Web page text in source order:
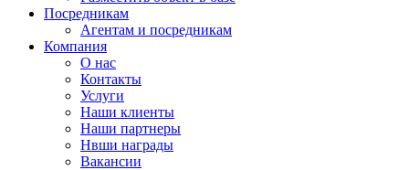
Посредникам
Агентам и посредникам
Компания
О нас
Контакты
Услуги
Наши клиенты
Наши партнеры
Нвши награды
Вакансии